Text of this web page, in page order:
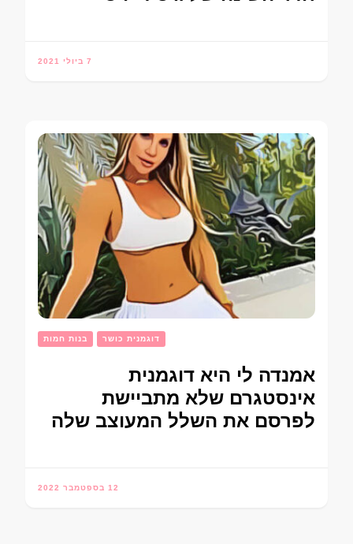
7 ביולי 2021
בנות חמות דוגמנית כושר
אמנדה לי היא דוגמנית
אינסטגרם שלא מתביישת
לפרסם את השלל המעוצב שלה
12 בספטמבר 2022